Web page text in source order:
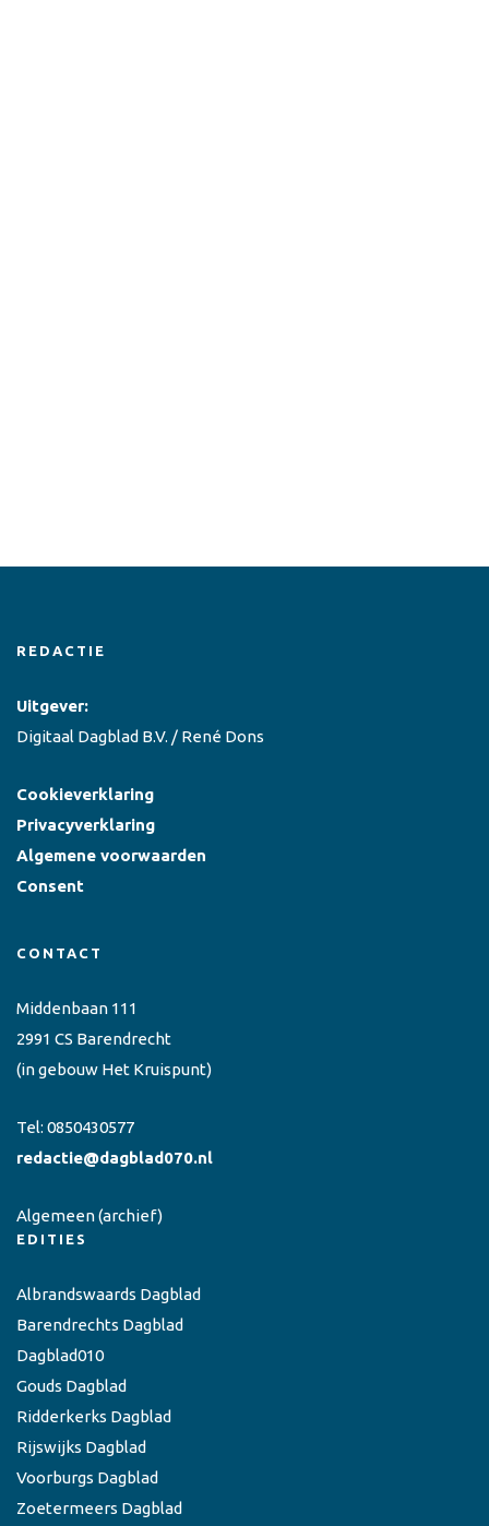
REDACTIE
Uitgever:
Digitaal Dagblad B.V. / René Dons
Cookieverklaring
Privacyverklaring
Algemene voorwaarden
Consent
CONTACT
Middenbaan 111
2991 CS Barendrecht
(in gebouw Het Kruispunt)
Tel: 0850430577
redactie@dagblad070.nl
Algemeen(archief)
EDITIES
Albrandswaards Dagblad
Barendrechts Dagblad
Dagblad010
Gouds Dagblad
Ridderkerks Dagblad
Rijswijks Dagblad
Voorburgs Dagblad
Zoetermeers Dagblad